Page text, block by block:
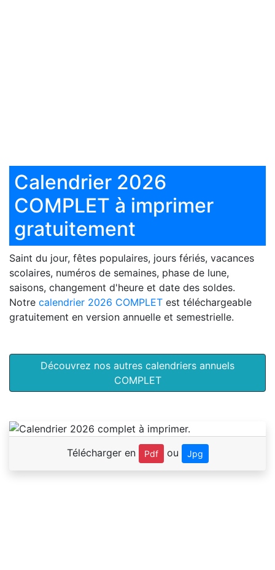
Calendrier 2026
COMPLET à imprimer
gratuitement
Saint du jour, fêtes populaires, jours fériés, vacances
scolaires, numéros de semaines, phase de lune,
saisons, changement d'heure et date des soldes.
Notre calendrier 2026 COMPLET est téléchargeable
gratuitement en version annuelle et semestrielle.
Découvrez nos autres calendriers annuels
COMPLET
Télécharger en Pdf ou Jpg